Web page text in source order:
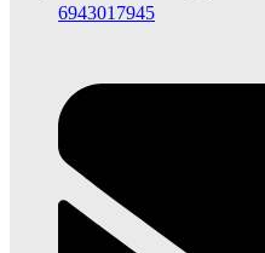
6943017945